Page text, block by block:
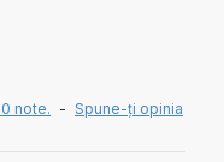
note. - Spune-ţi opinia